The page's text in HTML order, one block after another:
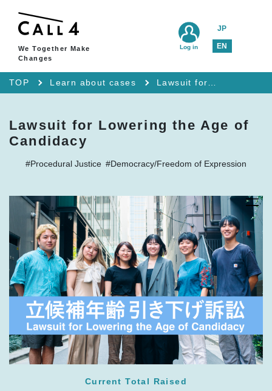
We Together Make
Changes
JP
EN
Log in
TOP Learn about cases
Lawsuit for Lowering the Age of
Candidacy
#Procedural Justice #Democracy/Freedom of Expression
Current Total Raised